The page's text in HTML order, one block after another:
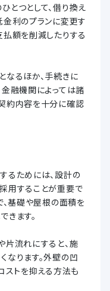
とつとして、借り換え
金利のプランに変更す
払額を削減したりする
なるほか、手続きに
金融機関によっては諸
約内容を十分に確認
るためには、設計の
用することが重要で
、基礎や屋根の面積を
きます。
片流れにすると、施
なります。外壁の凹
ストを抑える方法も